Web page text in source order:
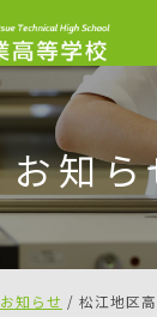
お知ら
お知らせ / 松江地区